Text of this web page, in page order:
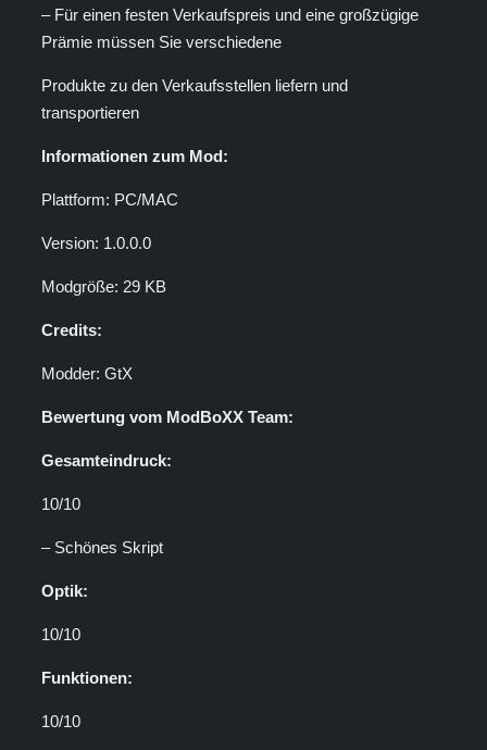
Mit dem Laden des Videos akzeptieren Sie die
Mehr erfahren
YouTube immer entsperren
– Für einen festen Verkaufspreis und eine großzügige
Prämie müssen Sie verschiedene
Produkte zu den Verkaufsstellen liefern und
transportieren
Informationen zum Mod:
Plattform: PC/MAC
Version: 1.0.0.0
Modgröße: 29 KB
Credits:
Modder: GtX
Bewertung vom ModBoXX Team:
Gesamteindruck:
10/10
– Schönes Skript
Optik:
10/10
Funktionen:
10/10